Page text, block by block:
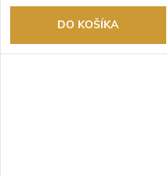
DO KOŠÍKA